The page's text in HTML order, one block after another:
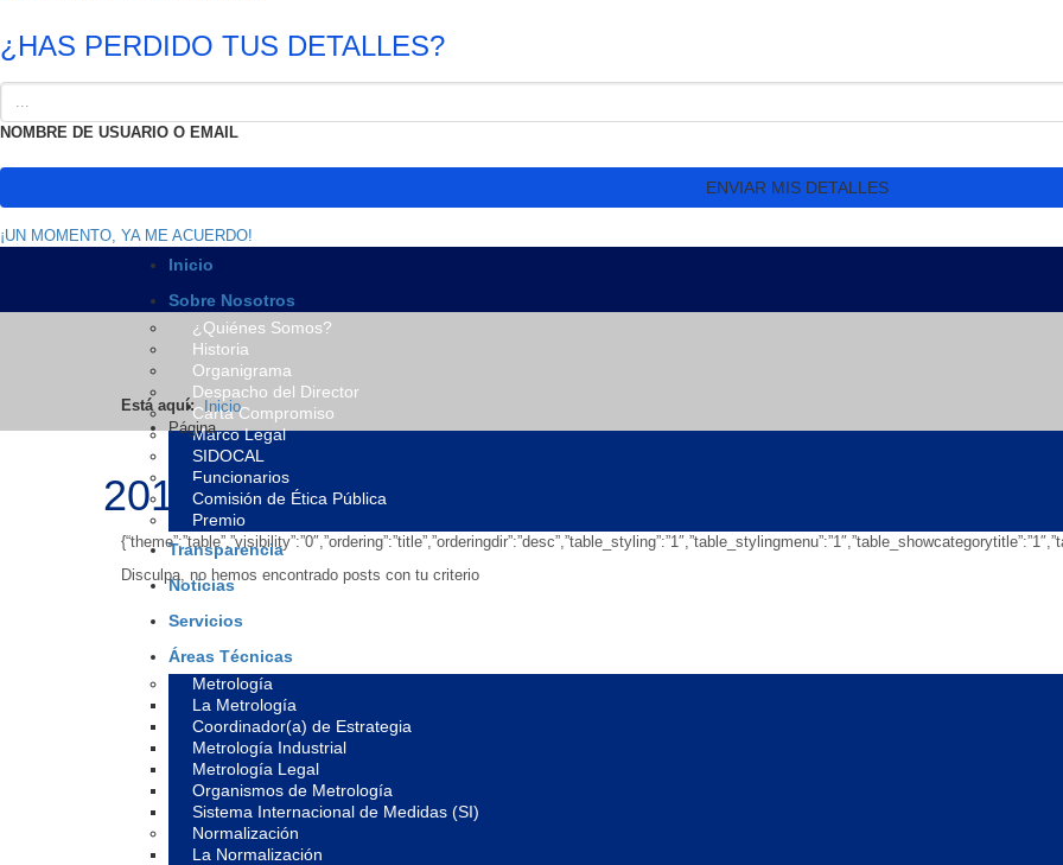
¿HAS PERDIDO TUS DETALLES?
NOMBRE DE USUARIO O EMAIL
¡UN MOMENTO, YA ME ACUERDO!
Inicio
Sobre Nosotros
¿Quiénes Somos?
Historia
Organigrama
Despacho del Director
Carta Compromiso
Marco Legal
SIDOCAL
Funcionarios
Comisión de Ética Pública
Premio
Transparencia
Noticias
Servicios
Áreas Técnicas
Metrología
La Metrología
Coordinador(a) de Estrategia
Metrología Industrial
Metrología Legal
Organismos de Metrología
Sistema Internacional de Medidas (SI)
Normalización
La Normalización
Está aquí: Inicio
Página
2017
Disculpa, no hemos encontrado posts con tu criterio